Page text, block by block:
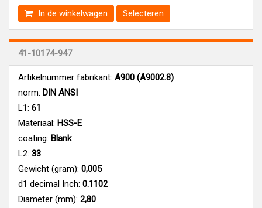
In de winkelwagen
Selecteren
41-10174-947
Artikelnummer fabrikant: A900 (A9002.8)
norm: DIN ANSI
L1: 61
Materiaal: HSS-E
coating: Blank
L2: 33
Gewicht (gram): 0,005
d1 decimal Inch: 0.1102
Diameter (mm): 2,80